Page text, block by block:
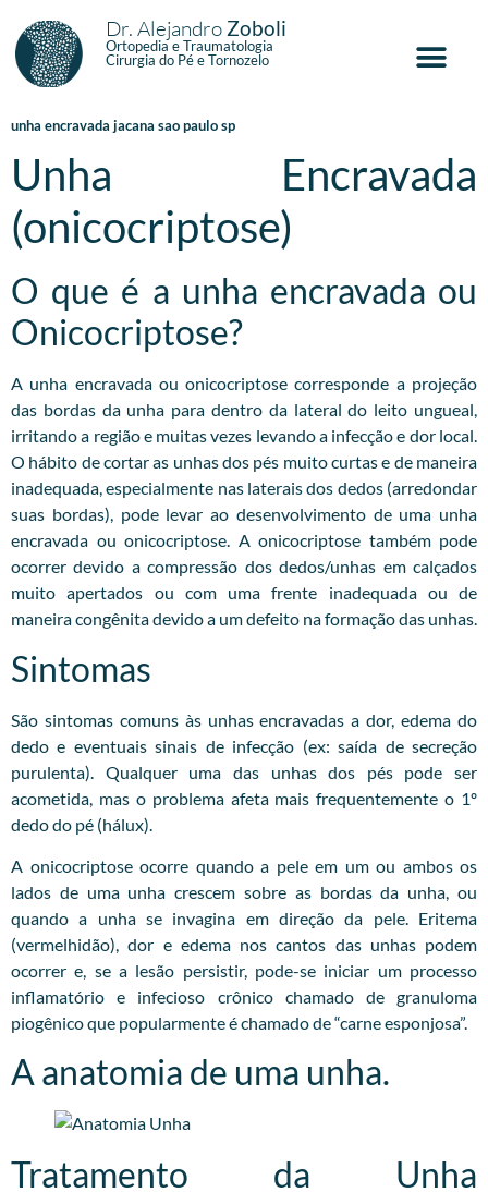
Dr. Alejandro Zoboli
Ortopedia e Traumatologia
Cirurgia do Pé e Tornozelo
unha encravada jacana sao paulo sp
Unha Encravada
(onicocriptose)
O que é a unha encravada ou
Onicocriptose?
A unha encravada ou onicocriptose corresponde a projeção
das bordas da unha para dentro da lateral do leito ungueal,
irritando a região e muitas vezes levando a infecção e dor local.
O hábito de cortar as unhas dos pés muito curtas e de maneira
inadequada, especialmente nas laterais dos dedos (arredondar
suas bordas), pode levar ao desenvolvimento de uma unha
encravada ou onicocriptose. A onicocriptose também pode
ocorrer devido a compressão dos dedos/unhas em calçados
muito apertados ou com uma frente inadequada ou de
maneira congênita devido a um defeito na formação das unhas.
Sintomas
São sintomas comuns às unhas encravadas a dor, edema do
dedo e eventuais sinais de infecção (ex: saída de secreção
purulenta). Qualquer uma das unhas dos pés pode ser
acometida, mas o problema afeta mais frequentemente o 1º
dedo do pé (hálux).
A onicocriptose ocorre quando a pele em um ou ambos os
lados de uma unha crescem sobre as bordas da unha, ou
quando a unha se invagina em direção da pele. Eritema
(vermelhidão), dor e edema nos cantos das unhas podem
ocorrer e, se a lesão persistir, pode-se iniciar um processo
inflamatório e infecioso crônico chamado de granuloma
piogênico que popularmente é chamado de “carne esponjosa”.
A anatomia de uma unha.
Tratamento da Unha